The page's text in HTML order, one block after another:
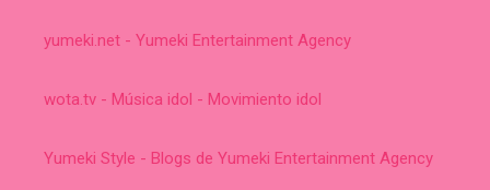
yumeki.net - Yumeki Entertainment Agency
wota.tv - Música idol - Movimiento idol
Yumeki Style - Blogs de Yumeki Entertainment Agency